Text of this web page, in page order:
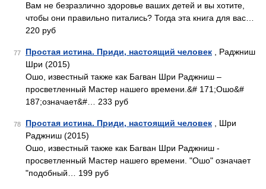
Вам не безразлично здоровье ваших детей и вы хотите,
чтобы они правильно питались? Тогда эта книга для вас…
220 руб
77 Простая истина. Приди, настоящий человек , Раджниш
Шри (2015)
Ошо, известный также как Багван Шри Раджниш –
просветленный Мастер нашего времени.&# 171;Ошо&#
187;означает&#… 233 руб
78 Простая истина. Приди, настоящий человек , Шри
Раджниш (2015)
Ошо, известный также как Багван Шри Раджниш -
просветленный Мастер нашего времени. "Ошо" означает
"подобный… 199 руб